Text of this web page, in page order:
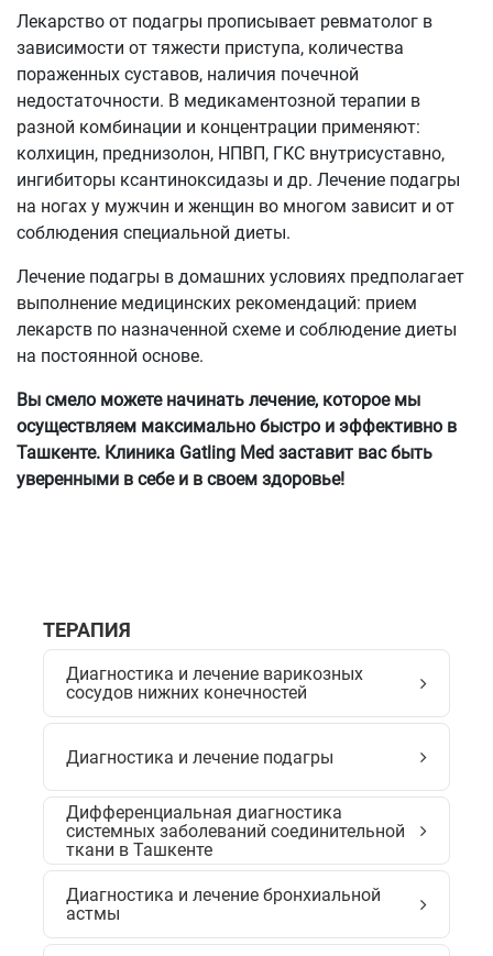
Лекарство от подагры прописывает ревматолог в
зависимости от тяжести приступа, количества
пораженных суставов, наличия почечной
недостаточности. В медикаментозной терапии в
разной комбинации и концентрации применяют:
колхицин, преднизолон, НПВП, ГКС внутрисуставно,
ингибиторы ксантиноксидазы и др. Лечение подагры
на ногах у мужчин и женщин во многом зависит и от
соблюдения специальной диеты.
Лечение подагры в домашних условиях предполагает
выполнение медицинских рекомендаций: прием
лекарств по назначенной схеме и соблюдение диеты
на постоянной основе.
Вы смело можете начинать лечение, которое мы
осуществляем максимально быстро и эффективно в
Ташкенте. Клиника Gatling Med заставит вас быть
уверенными в себе и в своем здоровье!
ТЕРАПИЯ
Диагностика и лечение варикозных
сосудов нижних конечностей
Диагностика и лечение подагры
Дифференциальная диагностика
системных заболеваний соединительной
ткани в Ташкенте
Диагностика и лечение бронхиальной
астмы